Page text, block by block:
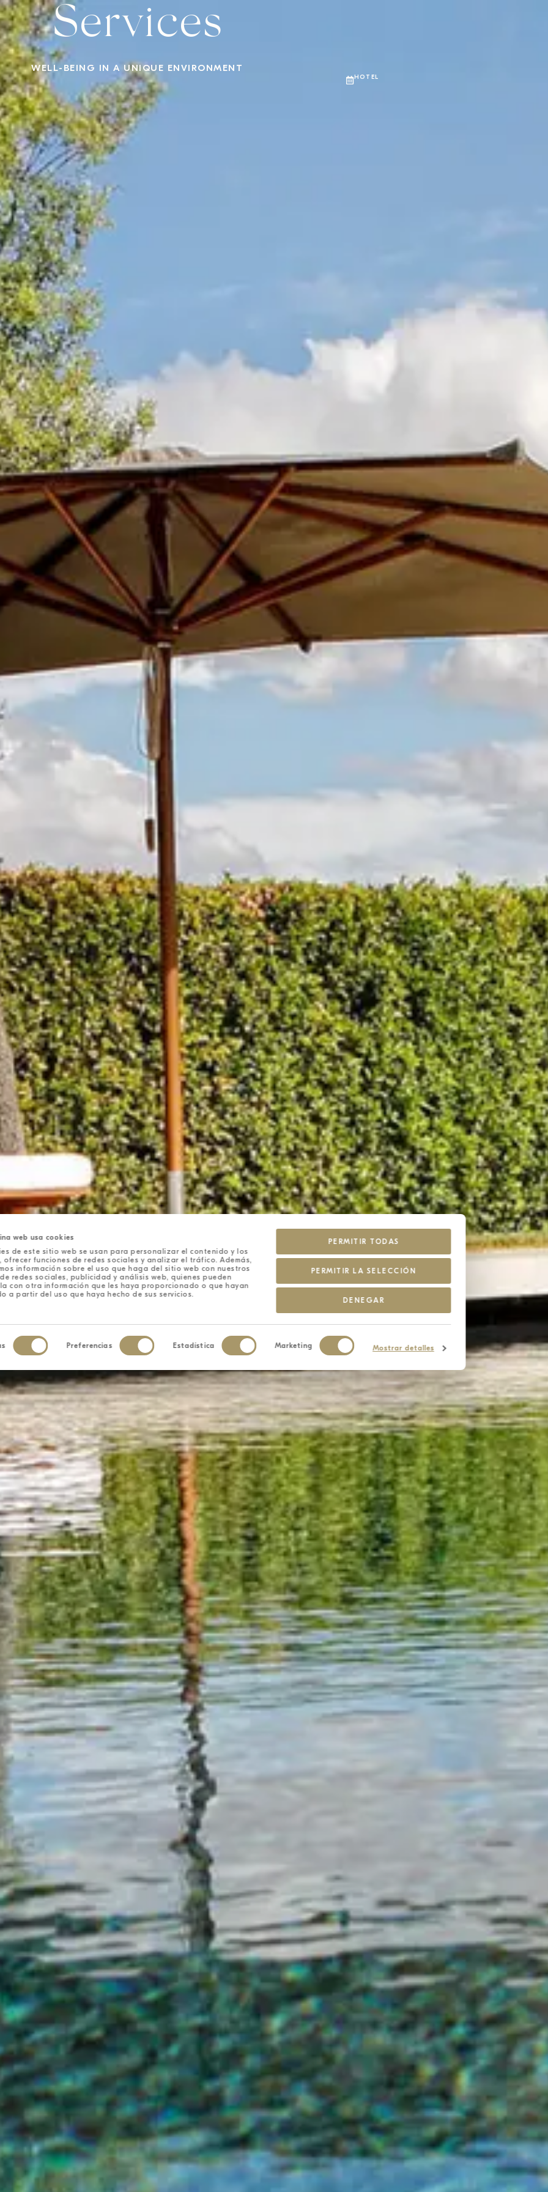
web usa cookies
de este sitio web se usan para personalizar el contenido y los
ofrecer funciones de redes sociales y analizar el tráfico. Además,
información sobre el uso que haga del sitio web con nuestros
redes sociales, publicidad y análisis web, quienes pueden
con otra información que les haya proporcionado o que hayan
a partir del uso que haya hecho de sus servicios.
Preferencias Estadística Marketing Mostrar detalles
PERMITIR TODAS
PERMITIR LA SELECCIÓN
DENEGAR
tour My Reservations Contact
GASTRONOMY SANTUARIO WELLNESS & SPA
HOTEL
Services
WELL-BEING IN A UNIQUE ENVIRONMENT